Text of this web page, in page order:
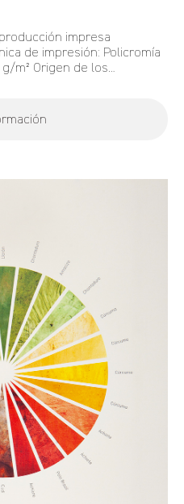
de impresión: Policromía
m² Origen de los